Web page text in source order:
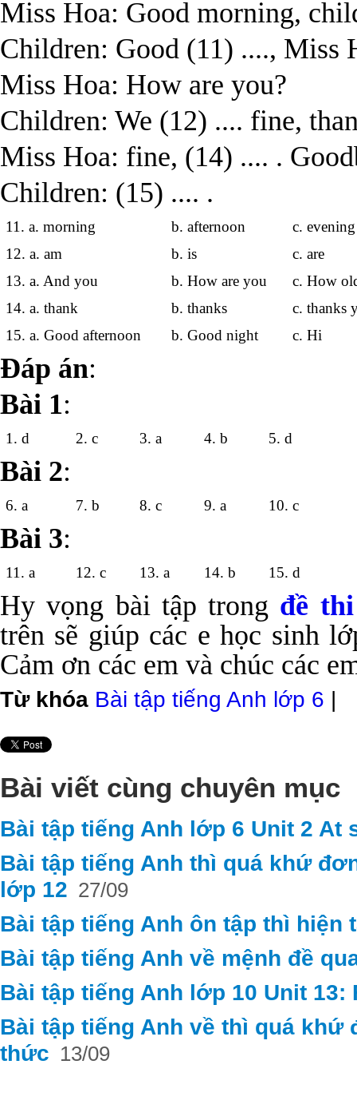
Miss Hoa: Good morning,
Children: Good (11) ...., Miss
Miss Hoa: How are you?
Children: We (12) .... fine,
Miss Hoa: fine, (14) .... .
Children: (15) .... .
11. a. morning b. afternoon
c.
12. a. am
b. is
c. are
13. a. And you
b. How are you
c. How
14. a. thank
b. thanks
c. thanks
15. a. Good afternoon
b. Good night c. Hi
Đáp án:
Bài 1:
1. d 2. c 3. a 4. b 5. d
Bài 2:
6. a 7. b 8. c 9. a 10. c
Bài 3:
11. a 12. c 13. a 14. b 15. d
Hy vọng bài tập trong đề
trên sẽ giúp các e học sinh
Cảm ơn các em và chúc các
Từ khóa Bài tập tiếng Anh lớp 6 |
Bài viết cùng chuyên mục
Bài tập tiếng Anh lớp 6 Unit 2 At
Bài tập tiếng Anh thì quá khứ
lớp 12 27/09
Bài tập tiếng Anh ôn tập thì hiện
Bài tập tiếng Anh về mệnh đề
Bài tập tiếng Anh lớp 10 Unit 13:
Bài tập tiếng Anh về thì quá khứ
thức 13/09